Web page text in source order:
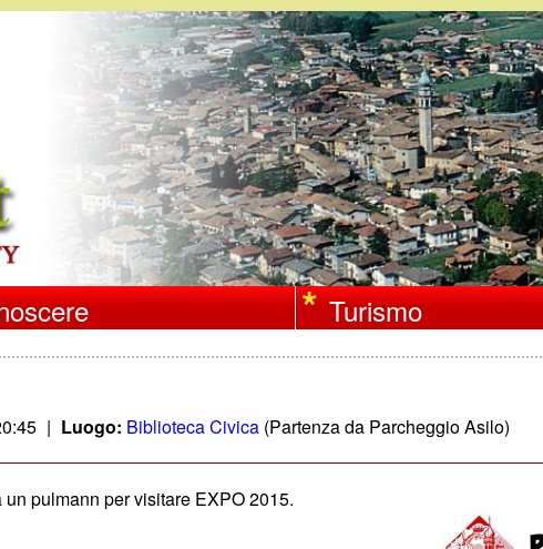
Salta
al
contenuto
principale
Turismo
| Luogo: Biblioteca Civica (Partenza da Parcheggio Asilo)
pulmann per visitare EXPO 2015.